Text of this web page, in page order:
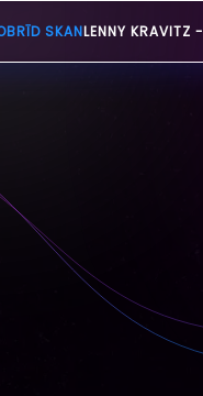
SKANLENNY KRAVITZ -